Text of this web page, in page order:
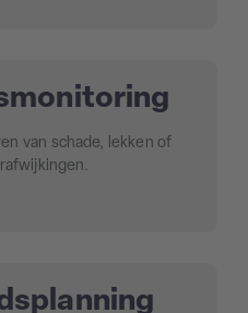
van schade, lekken of